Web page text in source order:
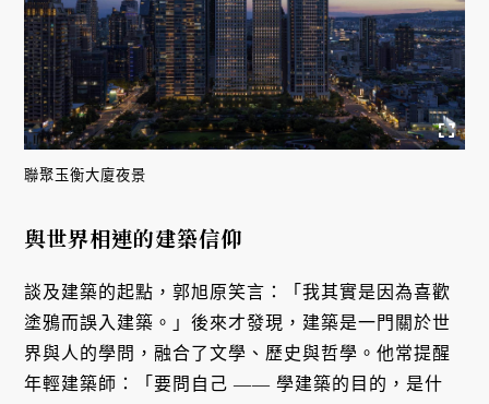
聯聚玉衡大廈夜景
與世界相連的建築信仰
談及建築的起點，郭旭原笑言：「我其實是因為喜歡
塗鴉而誤入建築。」後來才發現，建築是一門關於世
界與人的學問，融合了文學、歷史與哲學。他常提醒
年輕建築師：「要問自己 —— 學建築的目的，是什